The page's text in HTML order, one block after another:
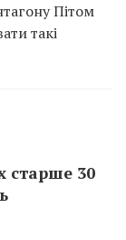
Пітом
такі
старше 30